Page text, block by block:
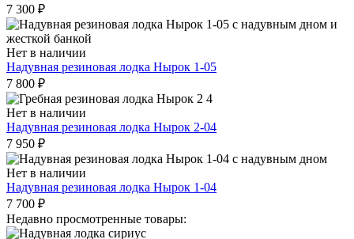
7 300 ₽
Нет в наличии
Надувная резиновая лодка Нырок 1-05
7 800 ₽
Нет в наличии
Надувная резиновая лодка Нырок 2-04
7 950 ₽
Нет в наличии
Надувная резиновая лодка Нырок 1-04
7 700 ₽
Недавно просмотренные товары: